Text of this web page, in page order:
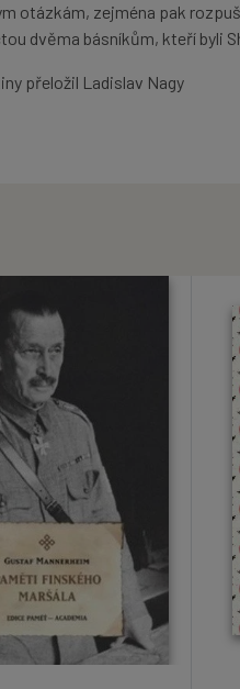
otázkám, zejména pak
dvěma básníkům, kteří byli
přeložil Ladislav Nagy